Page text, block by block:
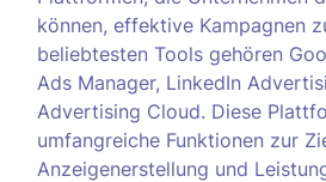
können, effektive Kampagnen
beliebtesten Tools gehören
Ads Manager, LinkedIn
Advertising Cloud. Diese
umfangreiche Funktionen zur
Anzeigenerstellung und